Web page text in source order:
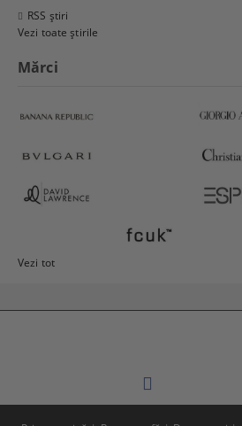
RSS știri
Vezi toate știrile
Mărci
Vezi tot